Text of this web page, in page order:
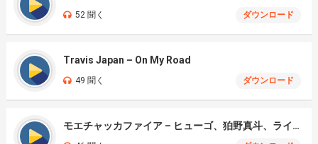
52 聞く ダウンロード
Travis Japan – On My Road
49 聞く ダウンロード
モエチャッカファイア – ヒューゴ、狛野真斗、ライト、セヴェリアン (Cover )